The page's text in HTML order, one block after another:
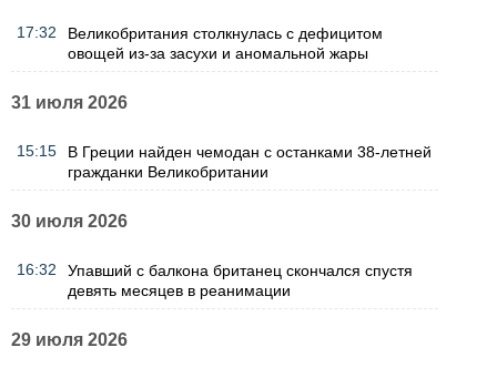
17:32
Великобритания столкнулась с дефицитом
овощей из-за засухи и аномальной жары
31 июля 2026
15:15
В Греции найден чемодан с останками 38-летней
гражданки Великобритании
30 июля 2026
16:32
Упавший с балкона британец скончался спустя
девять месяцев в реанимации
29 июля 2026